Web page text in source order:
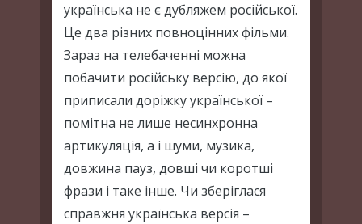
українська не є дубляжем російської.
Це два різних повноцінних фільми.
Зараз на телебаченні можна
побачити російську версію, до якої
приписали доріжку української –
помітна не лише несинхронна
артикуляція, а і шуми, музика,
довжина пауз, довші чи коротші
фрази і таке інше. Чи зберіглася
справжня українська версія –